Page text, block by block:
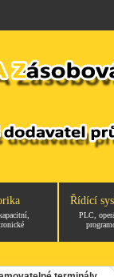
Řídící
PLC,